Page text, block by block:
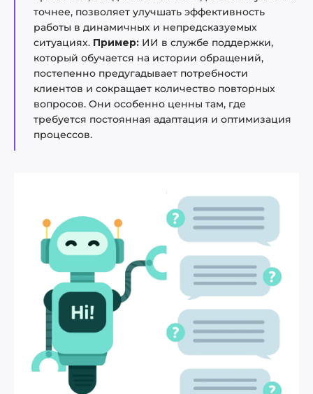
точнее, позволяет улучшать эффективность
работы в динамичных и непредсказуемых
ситуациях. Пример: ИИ в службе поддержки,
который обучается на истории обращений,
постепенно предугадывает потребности
клиентов и сокращает количество повторных
вопросов. Они особенно ценны там, где
требуется постоянная адаптация и оптимизация
процессов.